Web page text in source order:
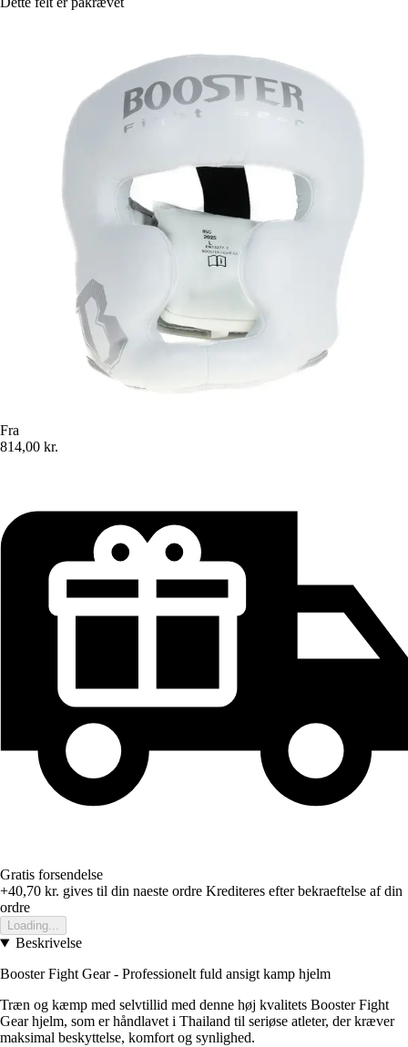
Fra
814,00 kr.
Gratis forsendelse
+40,70 kr. gives til din naeste ordre Krediteres efter bekraeftelse af din
ordre
Loading...
Beskrivelse
Booster Fight Gear - Professionelt fuld ansigt kamp hjelm
Træn og kæmp med selvtillid med denne høj kvalitets Booster Fight
Gear hjelm, som er håndlavet i Thailand til seriøse atleter, der kræver
maksimal beskyttelse, komfort og synlighed.